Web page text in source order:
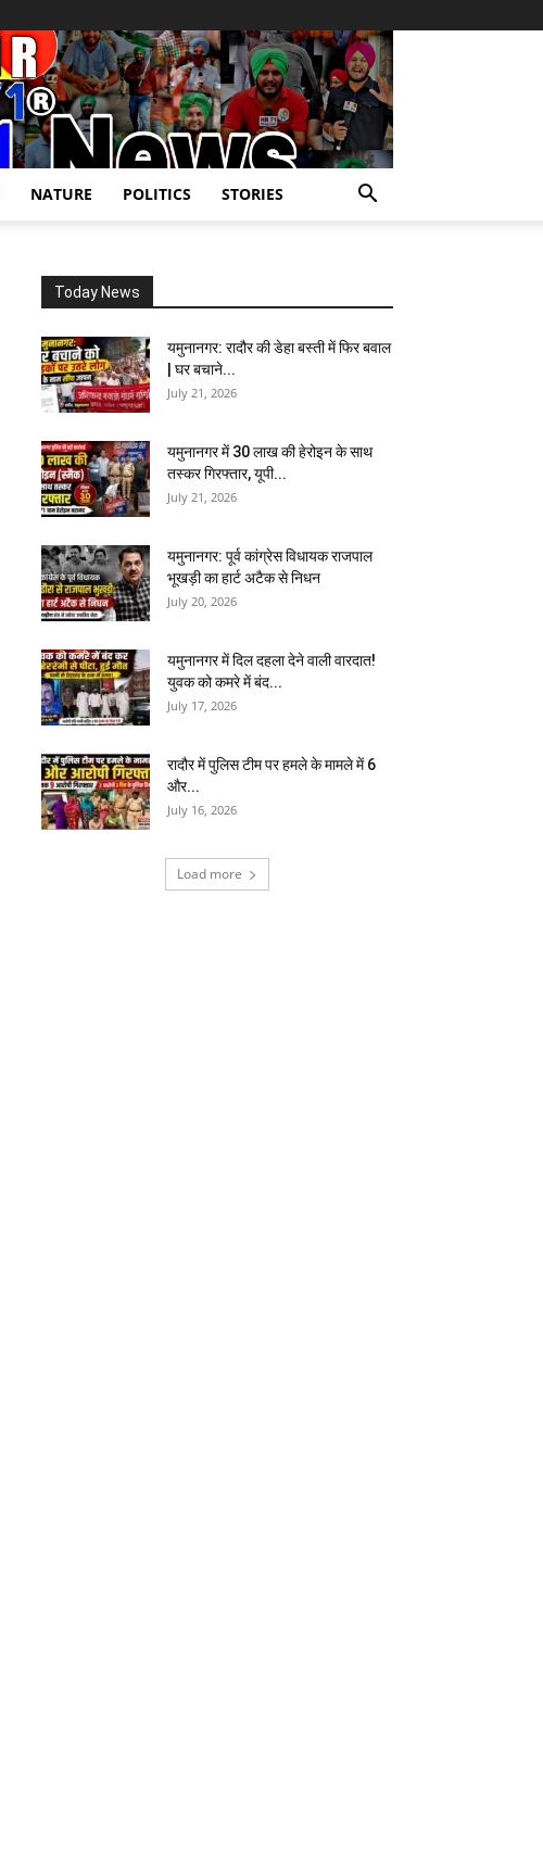
NATURE POLITICS STORIES
Today News
यमुनानगर: रादौर की डेहा बस्ती में फिर बवाल
| घर बचाने...
July 21, 2026
यमुनानगर में 30 लाख की हेरोइन के साथ
तस्कर गिरफ्तार, यूपी...
July 21, 2026
यमुनानगर: पूर्व कांग्रेस विधायक राजपाल
भूखड़ी का हार्ट अटैक से निधन
July 20, 2026
यमुनानगर में दिल दहला देने वाली वारदात!
युवक को कमरे में बंद...
July 17, 2026
रादौर में पुलिस टीम पर हमले के मामले में 6
और...
July 16, 2026
Load more